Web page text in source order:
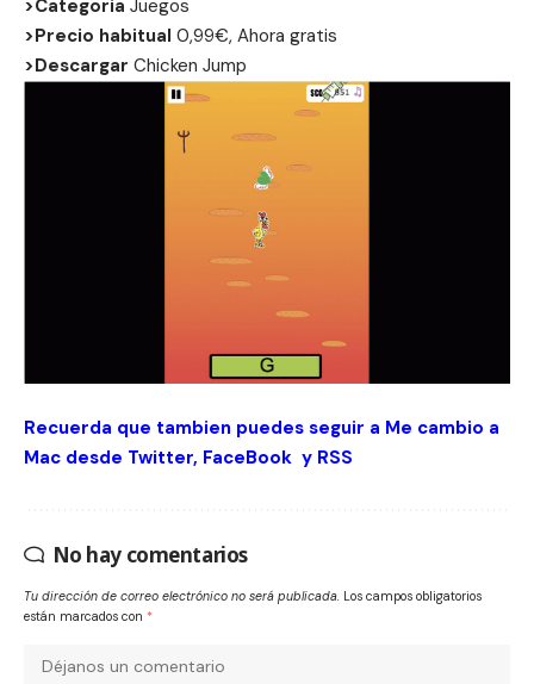
>Categoria Juegos
>Precio habitual 0,99€, Ahora gratis
>Descargar Chicken Jump
Recuerda que tambien puedes seguir a Me cambio a
Mac desde Twitter, FaceBook y RSS
No hay comentarios
Tu dirección de correo electrónico no será publicada. Los campos obligatorios
están marcados con *